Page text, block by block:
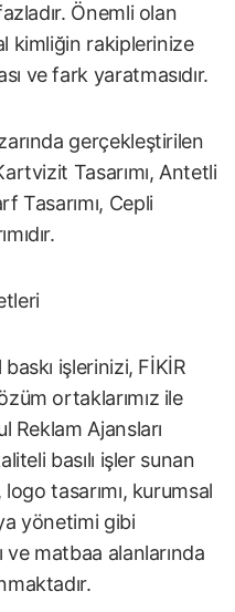
Önemli olan
kimliğin rakiplerinize
ve fark yaratmasıdır.
gerçekleştirilen
Tasarımı, Antetli
Tasarımı, Cepli
işlerinizi, FİKİR
ortaklarımız ile
Reklam Ajansları
basılı işler sunan
tasarımı, kurumsal
yönetimi gibi
ve matbaa alanlarında